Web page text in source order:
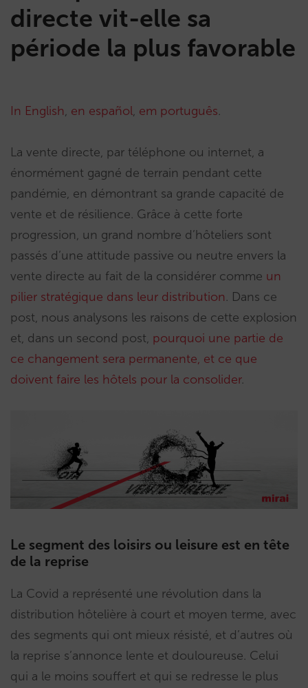
directe vit-elle sa
période la plus favorable
In English, en español, em português.
La vente directe, par téléphone ou internet, a
énormément gagné de terrain pendant cette
pandémie, en démontrant sa grande capacité de
vente et de résilience. Grâce à cette forte
progression, un grand nombre d’hôteliers sont
passés d’une attitude passive ou neutre envers la
vente directe au fait de la considérer comme un
pilier stratégique dans leur distribution. Dans ce
post, nous analysons les raisons de cette explosion
et, dans un second post, pourquoi une partie de
ce changement sera permanente, et ce que
doivent faire les hôtels pour la consolider.
Le segment des loisirs ou leisure est en tête
de la reprise
La Covid a représenté une révolution dans la
distribution hôtelière à court et moyen terme, avec
des segments qui ont mieux résisté, et d’autres où
la reprise s’annonce lente et douloureuse. Celui
qui a le moins souffert et qui se redresse le plus